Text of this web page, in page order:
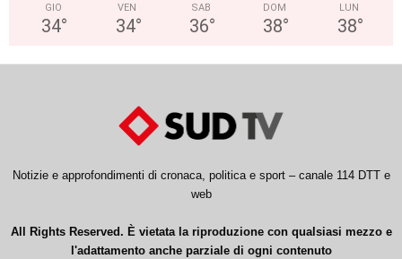
GIO
34°
VEN
34°
SAB
36°
DOM
38°
LUN
38°
Notizie e approfondimenti di cronaca, politica e sport – canale 114 DTT e
web
All Rights Reserved. È vietata la riproduzione con qualsiasi mezzo e
l'adattamento anche parziale di ogni contenuto